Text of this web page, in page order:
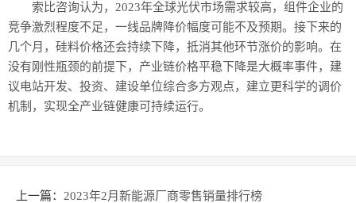
索比咨询认为，2023年全球光伏市场需求较高，组件企业的
竞争激烈程度不足，一线品牌降价幅度可能不及预期。接下来的
几个月，硅料价格还会持续下降，抵消其他环节涨价的影响。在
没有刚性瓶颈的前提下，产业链价格平稳下降是大概率事件，建
议电站开发、投资、建设单位综合多方观点，建立更科学的调价
机制，实现全产业链健康可持续运行。
上一篇： 2023年2月新能源厂商零售销量排行榜